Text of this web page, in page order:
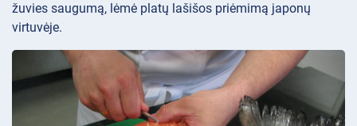
žuvies saugumą, lėmė platų lašišos priėmimą japonų
virtuvėje.